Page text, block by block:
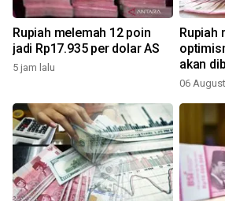
Rupiah melemah 12 poin
jadi Rp17.935 per dolar AS
5 jam lalu
Rupiah
akan
06